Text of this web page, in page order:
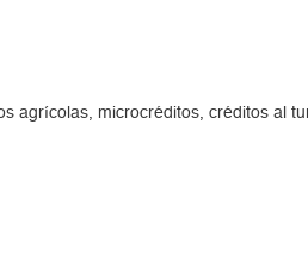
agrícolas, microcréditos, créditos al